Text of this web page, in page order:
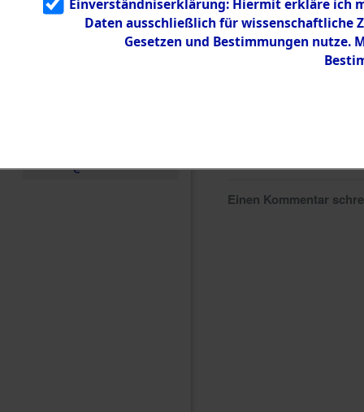
g
5.3.3
Todesmärsch
e
Einen Kommentar
Einverständniserklärung: Hiermit erkläre ich
Daten ausschließlich für wissenschaftliche
Gesetzen und Bestimmungen nutze.